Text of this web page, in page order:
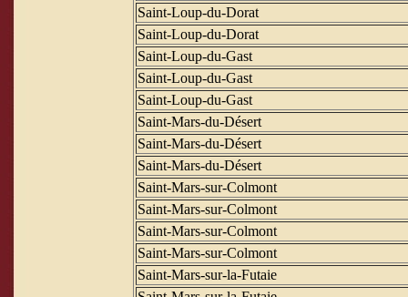
Saint-Loup-du-Dorat
Saint-Loup-du-Dorat
Saint-Loup-du-Gast
Saint-Loup-du-Gast
Saint-Loup-du-Gast
Saint-Mars-du-Désert
Saint-Mars-du-Désert
Saint-Mars-du-Désert
Saint-Mars-sur-Colmont
Saint-Mars-sur-Colmont
Saint-Mars-sur-Colmont
Saint-Mars-sur-Colmont
Saint-Mars-sur-la-Futaie